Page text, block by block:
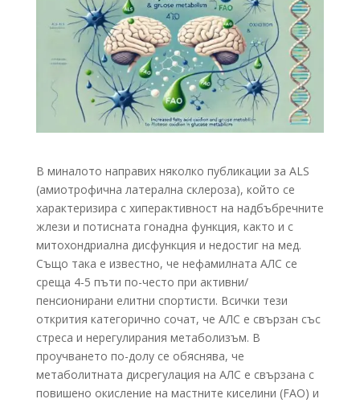
В миналото направих няколко публикации за ALS
(амиотрофична латерална склероза), който се
характеризира с хиперактивност на надбъбречните
жлези и потисната гонадна функция, както и с
митохондриална дисфункция и недостиг на мед.
Също така е известно, че нефамилната АЛС се
среща 4-5 пъти по-често при активни/
пенсионирани елитни спортисти. Всички тези
открития категорично сочат, че АЛС е свързан със
стреса и нерегулирания метаболизъм. В
проучването по-долу се обяснява, че
метаболитната дисрегулация на АЛС е свързана с
повишено окисление на мастните киселини (FAO) и